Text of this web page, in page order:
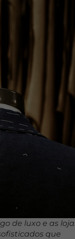
de luxo e as
que